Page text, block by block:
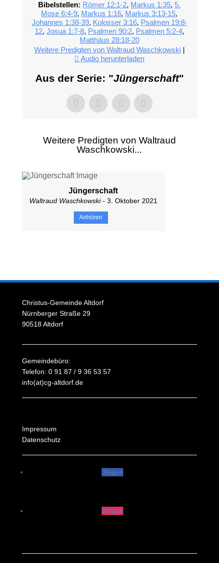
Bibelstellen: Römer 12:1-2, Markus 1:35, 5.
Mose 6:4-9, Markus 1:16, Markus 3:13-15,
Johannes 1:38-39, Kolosser 3:16, Psalmen 19:8-
12, Josua 1:7-8, Psalmen 90:2, Psalmen 5:2-4,
Matthäus 28:18-20
Weitere Predigten von Waltraud Waschkowski|
Audio herunterladen
Aus der Serie: "Jüngerschaft"
Weitere Predigten von Waltraud
Waschkowski...
Jüngerschaft
Waltraud Waschkowski- 3. Oktober 2021
Anhören
Christus-Gemeinde Altdorf
Nürnberger Straße 29
90518 Altdorf
Gemeindebüro:
Telefon: 0 91 87 / 9 36 53 57
info(at)cg-altdorf.de
Impressum
Datenschutz
Folgen
Folgen